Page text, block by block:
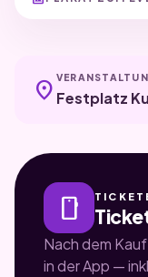
location_on Festplatz
smartphone
Nach dem
in der App —